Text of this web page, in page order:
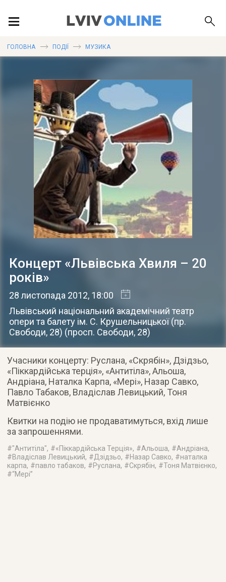
ПУБЛІКАЦІЇ
ДОВІДКА
ГОЛОВНА ПОДІЇ МУЗИКА
Концерт «Львівська Хвиля – 20
років»
28 листопада 2012, 18:00
Львівський національний академічний театр
опери та балету ім. С. Крушельницької (пр.
Свободи, 28) (просп. Свободи, 28)
Учасники концерту: Руслана, «Скрябін», Дзідзьо,
«Піккардійська терція», «Антитіла», Альоша,
Андріана, Наталка Карпа, «Мері», Назар Савко,
Павло Табаков, Владіслав Левицький, Тоня
Матвієнко
Квитки на подію не продаватимуться, вхід лише
за запрошеннями.
#"Антитіла", #«Піккардійська Терція», #Альоша, #Андріана,
#Владіслав Левицький, #Дзідзьо, #Назар Савко, #наталка
карпа, #павло табаков, #Руслана, #Скрябін, #Тоня Матвієнко,
#“Мері”